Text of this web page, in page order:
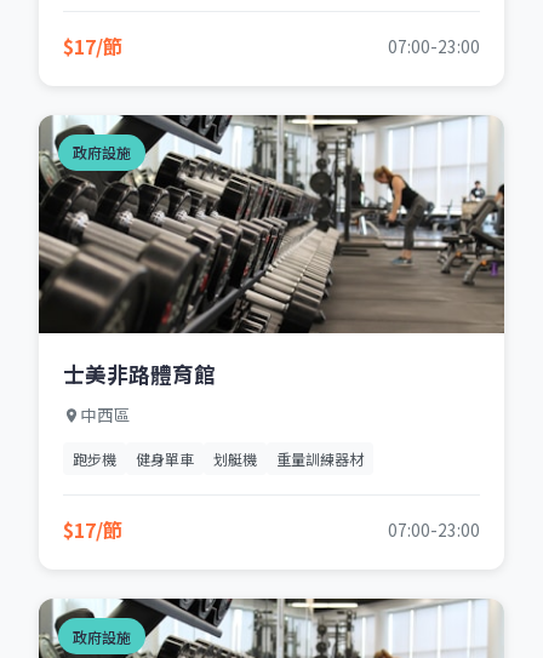
$17/節 07:00-23:00
政府設施
士美非路體育館
中西區
跑步機 健身單車 划艇機 重量訓練器材
$17/節 07:00-23:00
政府設施